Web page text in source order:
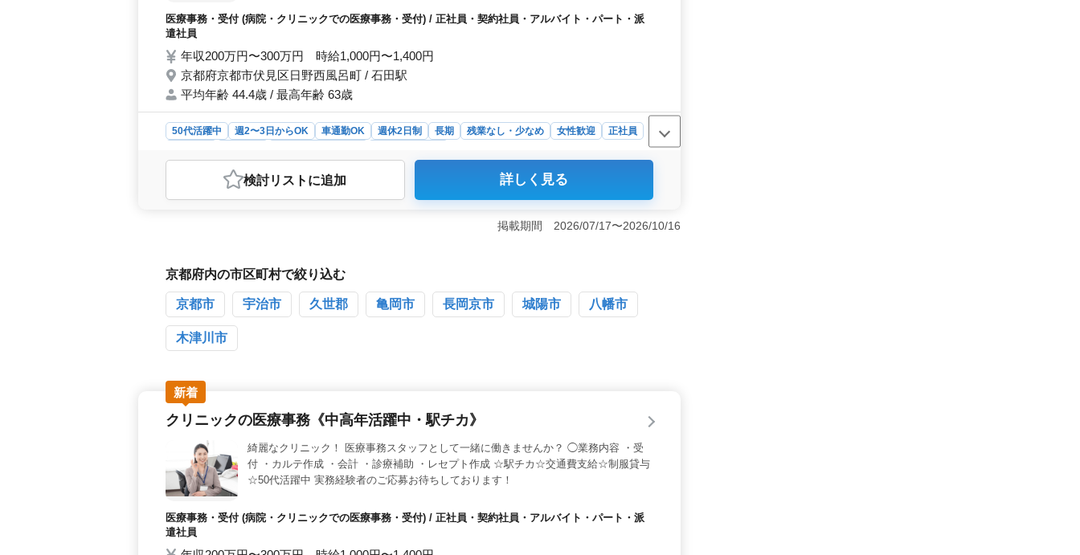
医療事務・受付 (病院・クリニックでの医療事務・受付) / 正社員・契約社員・アルバイト・パート・派
遣社員
年収200万円〜300万円 時給1,000円〜1,400円
京都府京都市伏見区日野西風呂町 / 石田駅
平均年齢 44.4歳 / 最高年齢 63歳
50代活躍中 週2〜3日からOK 車通勤OK 週休2日制 長期 残業なし・少なめ 女性歓迎
正社員
おすすめポイント
＜職場環境＞ 京都市伏見区に位置する病院で医療事務スタッフ募集です。職場は自然に囲まれ
よい空間での勤務が可能です。 ＜勤務スタイルの柔軟性＞ 週3日から勤務可能であり、正
活躍＞ ベテランシニアの方々が活躍しており、同年代の方も多く働いています。経験を活かし
検討リスト に追加 詳しく見る
掲載期間 2026/07/17〜2026/10/16
京都府内の市区町村で絞り込む
京都市 宇治市 久世郡 亀岡市 長岡京市 城陽市 八幡市
木津川市
新着
クリニックの医療事務《中高年活躍中・駅チカ》
綺麗なクリニック！ 医療事務スタッフとして一緒に働きませんか？ ◯業務内容 ・受
付 ・カルテ作成 ・会計 ・診療補助 ・レセプト作成 ☆駅チカ☆交通費支給☆制服貸与
☆50代活躍中 実務経験者のご応募お待ちしております！
医療事務・受付 (病院・クリニックでの医療事務・受付) / 正社員・契約社員・アルバイト・パート・派
遣社員